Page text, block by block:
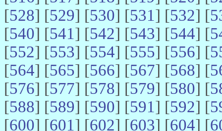
[528] [529] [530] [531] [532] [
[540] [541] [542] [543] [544] [
[552] [553] [554] [555] [556] [
[564] [565] [566] [567] [568] [
[576] [577] [578] [579] [580] [
[588] [589] [590] [591] [592] [
[600] [601] [602] [603] [604] [